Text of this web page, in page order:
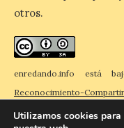
Artesana de
acogida del
8 Ago 2026
La
con
otros.
enredando.info está
Reconocimiento-
Utilizamos cookies